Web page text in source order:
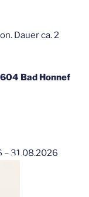
Dauer ca. 2
Bad Honnef
– 31.08.2026